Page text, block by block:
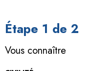
Étape 1 de 2
Vous connaître